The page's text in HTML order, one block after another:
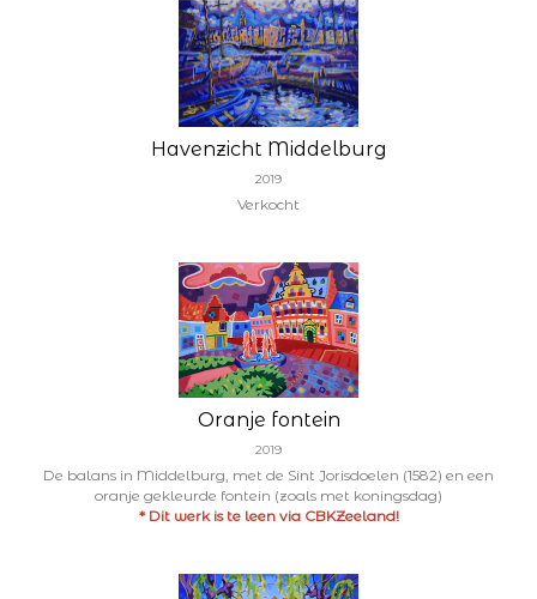
Havenzicht Middelburg
2019
Verkocht
Oranje fontein
2019
De balans in Middelburg, met de Sint Jorisdoelen (1582) en een
oranje gekleurde fontein (zoals met koningsdag)
* Dit werk is te leen via CBKZeeland!